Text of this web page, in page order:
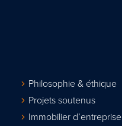
Philosophie & éthique
Projets soutenus
Immobilier d’entreprise